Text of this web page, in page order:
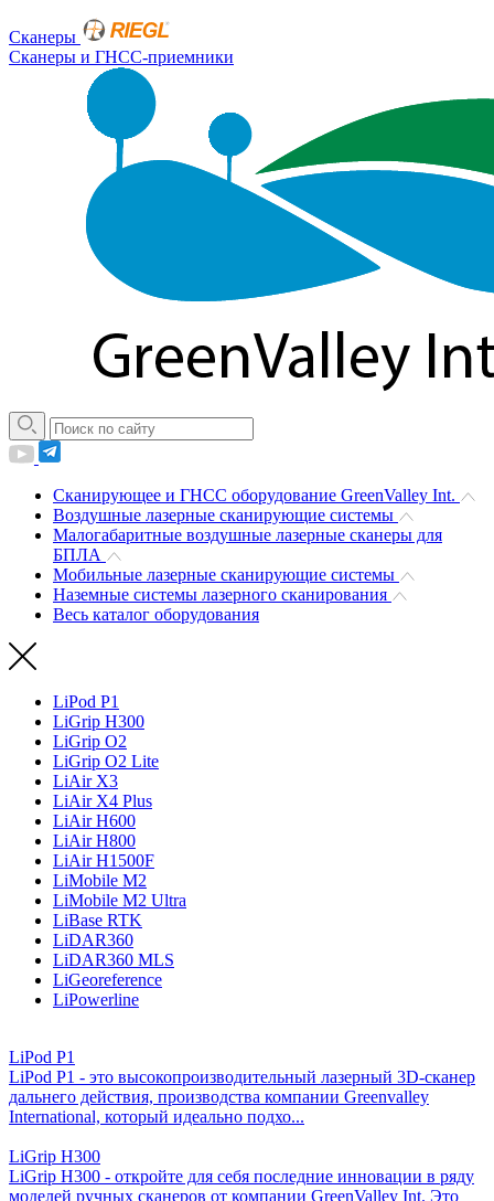
Сканеры
Сканеры и ГНСС-приемники
Сканирующее и ГНСС оборудование GreenValley Int.
Воздушные лазерные сканирующие системы
Малогабаритные воздушные лазерные сканеры для
БПЛА
Мобильные лазерные сканирующие системы
Наземные системы лазерного сканирования
Весь каталог оборудования
LiPod P1
LiGrip H300
LiGrip O2
LiGrip O2 Lite
LiAir X3
LiAir X4 Plus
LiAir H600
LiAir H800
LiAir H1500F
LiMobile M2
LiMobile M2 Ultra
LiBase RTK
LiDAR360
LiDAR360 MLS
LiGeoreference
LiPowerline
LiPod P1
LiPod P1 - это высокопроизводительный лазерный 3D-сканер
дальнего действия, производства компании Greenvalley
International, который идеально подхо...
LiGrip H300
LiGrip H300 - откройте для себя последние инновации в ряду
моделей ручных сканеров от компании GreenValley Int. Это